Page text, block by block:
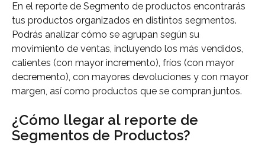
En el reporte de Segmento de productos encontrarás
tus productos organizados en distintos segmentos.
Podrás analizar cómo se agrupan según su
movimiento de ventas, incluyendo los más vendidos,
calientes (con mayor incremento), fríos (con mayor
decremento), con mayores devoluciones y con mayor
margen, así como productos que se compran juntos.
¿Cómo llegar al reporte de
Segmentos de Productos?